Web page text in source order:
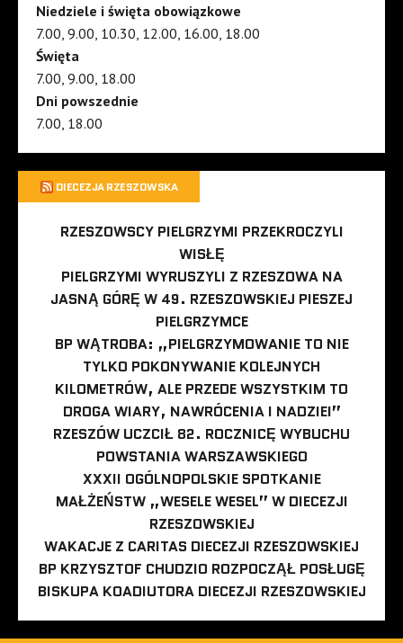
Niedziele i święta obowiązkowe
7.00, 9.00, 10.30, 12.00, 16.00, 18.00
Święta
7.00, 9.00, 18.00
Dni powszednie
7.00, 18.00
DIECEZJA RZESZOWSKA
RZESZOWSCY PIELGRZYMI PRZEKROCZYLI
WISŁĘ
PIELGRZYMI WYRUSZYLI Z RZESZOWA NA
JASNĄ GÓRĘ W 49. RZESZOWSKIEJ PIESZEJ
PIELGRZYMCE
BP WĄTROBA: „PIELGRZYMOWANIE TO NIE
TYLKO POKONYWANIE KOLEJNYCH
KILOMETRÓW, ALE PRZEDE WSZYSTKIM TO
DROGA WIARY, NAWRÓCENIA I NADZIEI”
RZESZÓW UCZCIŁ 82. ROCZNICĘ WYBUCHU
POWSTANIA WARSZAWSKIEGO
XXXII OGÓLNOPOLSKIE SPOTKANIE
MAŁŻEŃSTW „WESELE WESEL” W DIECEZJI
RZESZOWSKIEJ
WAKACJE Z CARITAS DIECEZJI RZESZOWSKIEJ
BP KRZYSZTOF CHUDZIO ROZPOCZĄŁ POSŁUGĘ
BISKUPA KOADIUTORA DIECEZJI RZESZOWSKIEJ